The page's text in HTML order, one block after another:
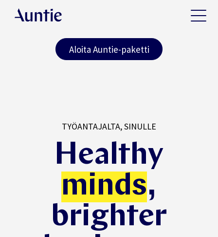
Aloita Auntie-paketti
TYÖANTAJALTA, SINULLE
Healthy
minds,
brighter